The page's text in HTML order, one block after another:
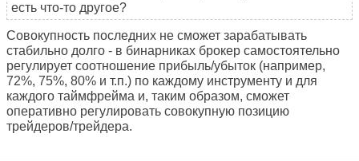
есть что-то другое?
Совокупность последних не сможет зарабатывать
стабильно долго - в бинарниках брокер самостоятельно
регулирует соотношение прибыль/убыток (например,
72%, 75%, 80% и т.п.) по каждому инструменту и для
каждого таймфрейма и, таким образом, сможет
оперативно регулировать совокупную позицию
трейдеров/трейдера.